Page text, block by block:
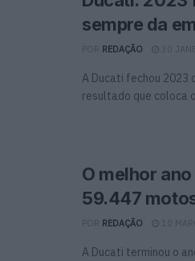
sempre da
REDAÇÃO 30
A Ducati fechou 2023
resultado que coloca
O melhor
59.447
REDAÇÃO 10
A Ducati terminou o